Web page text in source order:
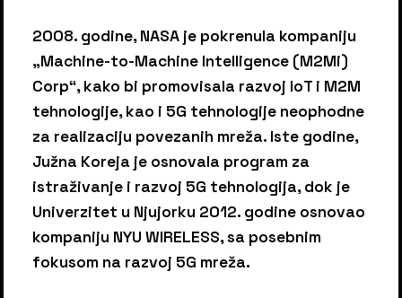
2008. godine, NASA je pokrenula kompaniju
„Machine-to-Machine Intelligence (M2Mi)
Corp“, kako bi promovisala razvoj IoT i M2M
tehnologije, kao i 5G tehnologije neophodne
za realizaciju povezanih mreža. Iste godine,
Južna Koreja je osnovala program za
istraživanje i razvoj 5G tehnologija, dok je
Univerzitet u Njujorku 2012. godine osnovao
kompaniju NYU WIRELESS, sa posebnim
fokusom na razvoj 5G mreža.